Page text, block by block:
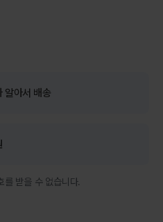
알아서 배송
를 받을 수 없습니다.